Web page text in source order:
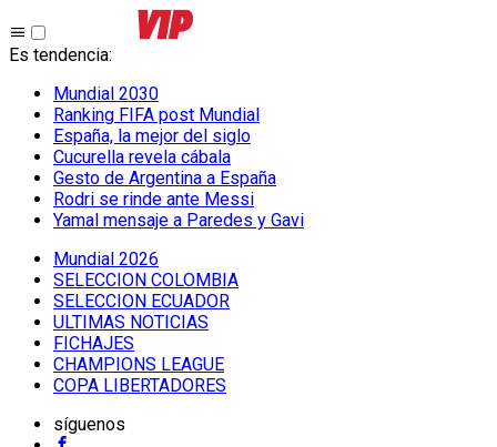
Es tendencia:
Mundial 2030
Ranking FIFA post Mundial
España, la mejor del siglo
Cucurella revela cábala
Gesto de Argentina a España
Rodri se rinde ante Messi
Yamal mensaje a Paredes y Gavi
Mundial 2026
SELECCION COLOMBIA
SELECCION ECUADOR
ULTIMAS NOTICIAS
FICHAJES
CHAMPIONS LEAGUE
COPA LIBERTADORES
síguenos